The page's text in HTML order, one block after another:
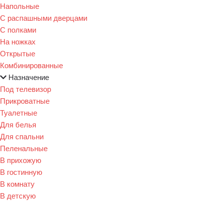
Напольные
С распашными дверцами
С полками
На ножках
Открытые
Комбинированные
Назначение
Под телевизор
Прикроватные
Туалетные
Для белья
Для спальни
Пеленальные
В прихожую
В гостинную
В комнату
В детскую